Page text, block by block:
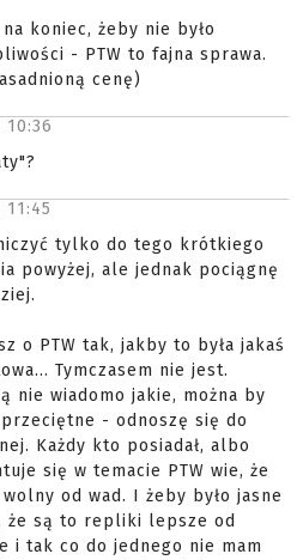
koniec, żeby nie było
- PTW to fajna sprawa.
cenę)
10:36
11:45
tylko do tego krótkiego
powyżej, ale jednak pociągnę
o PTW tak, jakby to była jakaś
Tymczasem nie jest.
nie wiadomo jakie, można by
- odnoszę się do
Każdy kto posiadał, albo
się w temacie PTW wie, że
od wad. I żeby było jasne
że są to repliki lepsze od
i tak co do jednego nie mam